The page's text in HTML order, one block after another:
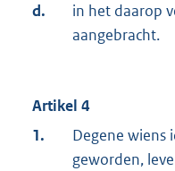
d.
in het daarop
aangebracht.
Artikel 4
1.
Degene wiens
geworden,